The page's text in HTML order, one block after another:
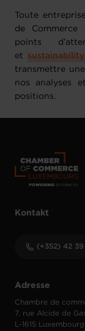
Toute
de Commerce
points
et
transmettre
nos analyses
positions.
Adresse
Chambre de
7, rue Alcide de
L-1615
Kontakt
(+352) 42 39